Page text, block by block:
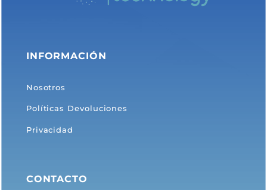
INFORMACIÓN
Nosotros
Políticas Devoluciones
Privacidad
CONTACTO